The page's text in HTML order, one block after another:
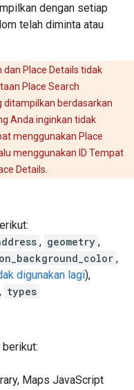
dengan setiap
telah diminta atau
dan Place Details tidak
Place Search
berdasarkan
Anda inginkan tidak
menggunakan Place
menggunakan ID Tempat
Details.
, geometry ,
,
digunakan lagi),
, types
Maps JavaScript